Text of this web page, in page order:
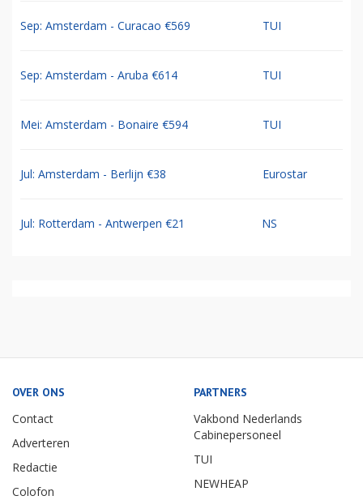
Sep: Amsterdam - Curacao €569 TUI
Sep: Amsterdam - Aruba €614 TUI
Mei: Amsterdam - Bonaire €594 TUI
Jul: Amsterdam - Berlijn €38 Eurostar
Jul: Rotterdam - Antwerpen €21 NS
OVER ONS
Contact
Adverteren
Redactie
Colofon
PARTNERS
Vakbond Nederlands
Cabinepersoneel
TUI
NEWHEAP